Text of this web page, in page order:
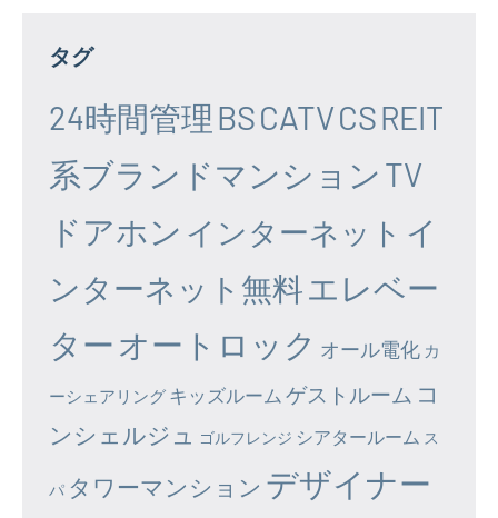
タグ
24時間管理 BSCATVCSREIT
系ブランドマンション TV
ドアホン インターネット イ
ンターネット無料エレベー
ター オートロック オール電化 カ
ーシェアリング キッズルーム ゲストルーム コ
ンシェルジュ
ゴルフレンジ シアタールーム ス
パ タワーマンション デザイナー